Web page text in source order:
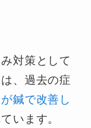
対策として
、過去の症
鍼で改善し
います。